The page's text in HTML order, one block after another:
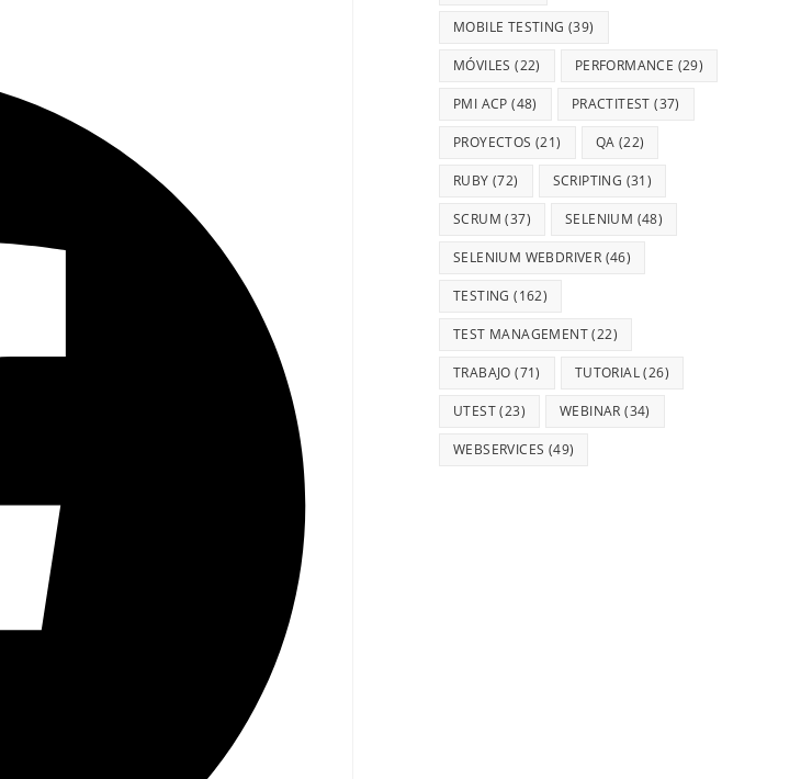
MOBILE TESTING (39)
MÓVILES (22) PERFORMANCE (29)
PMI ACP (48) PRACTITEST (37)
PROYECTOS (21) QA (22)
RUBY (72) SCRIPTING (31)
SCRUM (37) SELENIUM (48)
SELENIUM WEBDRIVER (46)
TESTING (162)
TEST MANAGEMENT(22)
TRABAJO (71) TUTORIAL(26)
UTEST(23) WEBINAR (34)
WEBSERVICES (49)